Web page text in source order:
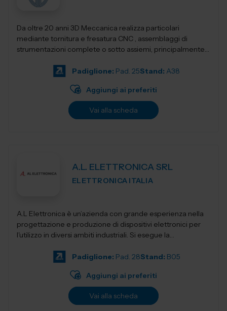
Da oltre 20 anni 3D Meccanica realizza particolari
mediante tornitura e fresatura CNC , assemblaggi di
strumentazioni complete o sotto assiemi, principalmente
Padiglione: Pad. 25Stand: A38
Aggiungi ai preferiti
Vai alla scheda
A.L. ELETTRONICA SRL
ELETTRONICA ITALIA
A.L Elettronica è un’azienda con grande esperienza nella
progettazione e produzione di dispositivi elettronici per
l'utilizzo in diversi ambiti industriali. Si esegue la
Padiglione: Pad. 28Stand: B05
Aggiungi ai preferiti
Vai alla scheda